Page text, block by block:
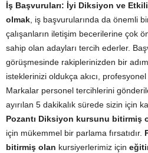
İş Başvuruları: İyi Diksiyon ve
olmak, iş başvurularında da önemli
çalışanların iletişim becerilerine çok
sahip olan adayları tercih ederler.
görüşmesinde rakiplerinizden bir
isteklerinizi oldukça akıcı,
Markalar personel tercihlerini
ayırılan 5 dakikalık sürede sizin için
Pozantı Diksiyon kursunu bitirmiş
için mükemmel bir parlama fırsatıdır.
bitirmiş olan kursiyerlerimiz için